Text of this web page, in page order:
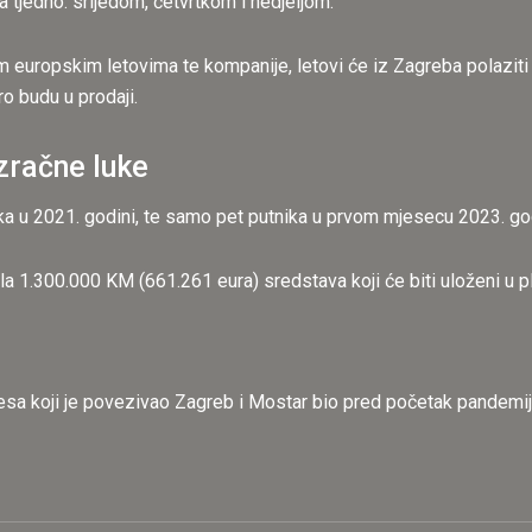
europskim letovima te kompanije, letovi će iz Zagreba
budu u prodaji.
luke
u 2021. godini, te samo pet putnika u prvom mjesecu 2023.
1.300.000 KM (661.261 eura) sredstava koji će biti uloženi u
koji je povezivao Zagreb i Mostar bio pred početak